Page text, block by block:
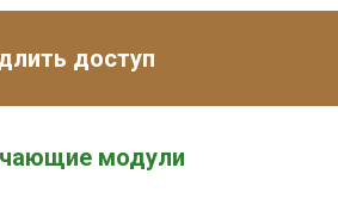
доступ
модули